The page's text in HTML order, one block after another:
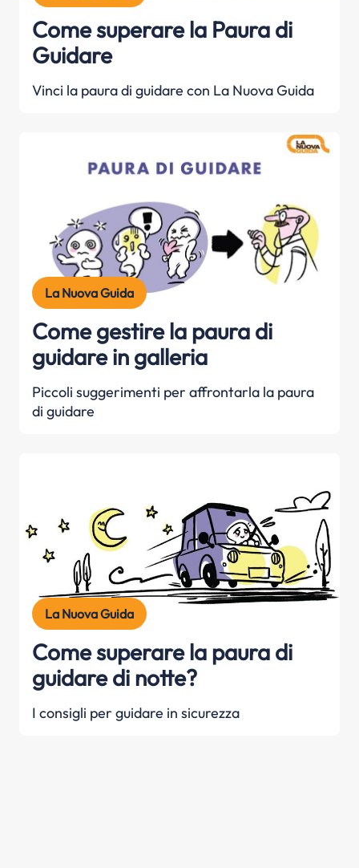
Come superare la Paura di
Guidare
Vinci la paura di guidare con La Nuova Guida
Come gestire la paura di
guidare in galleria
Piccoli suggerimenti per affrontarla la paura
di guidare
La Nuova Guida
Come superare la paura di
guidare di notte?
I consigli per guidare in sicurezza
La Nuova Guida